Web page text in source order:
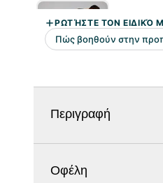
Περιγραφή
Οφέλη